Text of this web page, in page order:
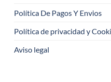
Política De Pagos Y Envios
Política de privacidad y
Aviso legal